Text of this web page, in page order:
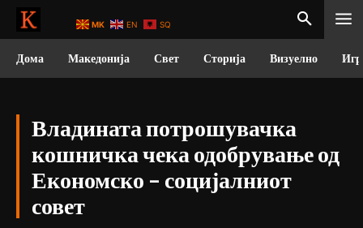
Дома Македонија Свет Сторија Визуелно
Владината потрошувачка
кошничка чека одобрување од
Економско – социјалниот
совет
MK EN SQ